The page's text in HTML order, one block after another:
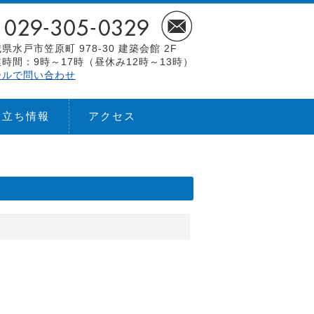
県水戸市笠原町 978-30 建築会館 2F
間：9時～17時（昼休み12時～13時）
で問い合わせ
ち情報 アクセス